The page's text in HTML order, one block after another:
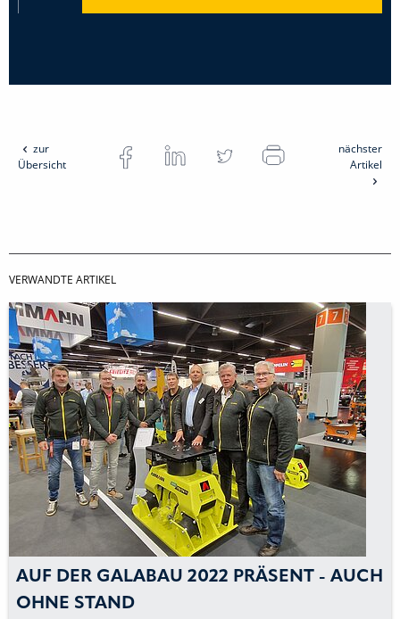
zur
Übersicht
nächster
Artikel
VERWANDTE ARTIKEL
AUF DER GALABAU 2022 PRÄSENT - AUCH
OHNE STAND